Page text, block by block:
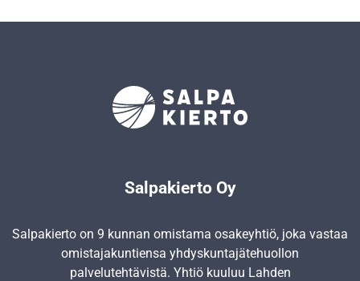
Salpakierto Oy
Salpakierto on 9 kunnan omistama osakeyhtiö, joka vastaa
omistajakuntiensa yhdyskunta­jätehuollon
palvelutehtävistä. Yhtiö kuuluu Lahden